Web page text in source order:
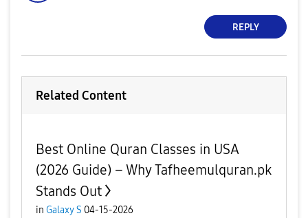
REPLY
Related Content
Best Online Quran Classes in USA
(2026 Guide) – Why Tafheemulquran.pk
Stands Out
in Galaxy S 04-15-2026